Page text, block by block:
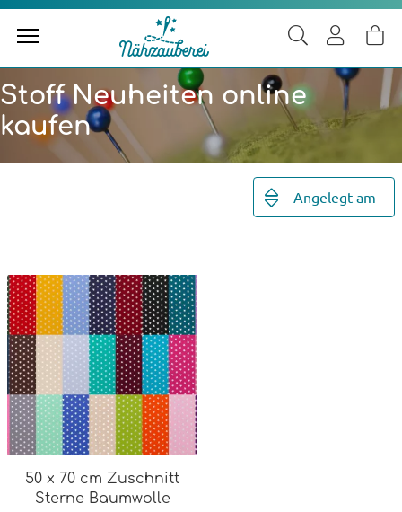
Stoff Neuheiten online
kaufen
Angelegt am
50 x 70 cm Zuschnitt
Sterne Baumwolle